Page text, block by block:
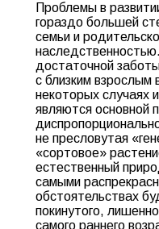
Проблемы в
гораздо большей
семьи и
достаточной
с близким взрослым
некоторых случаях
являются основной
не пресловутая
«сортовое»
естественный
самыми
обстоятельствах
покинутого,
самого раннего